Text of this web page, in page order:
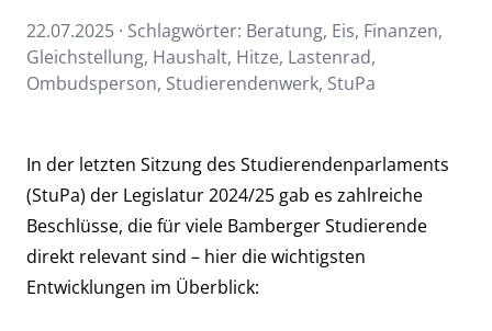
22.07.2025 · Schlagwörter: Beratung, Eis, Finanzen,
Gleichstellung, Haushalt, Hitze, Lastenrad,
Ombudsperson, Studierendenwerk, StuPa
In der letzten Sitzung des Studierendenparlaments
(StuPa) der Legislatur 2024/25 gab es zahlreiche
Beschlüsse, die für viele Bamberger Studierende
direkt relevant sind – hier die wichtigsten
Entwicklungen im Überblick: